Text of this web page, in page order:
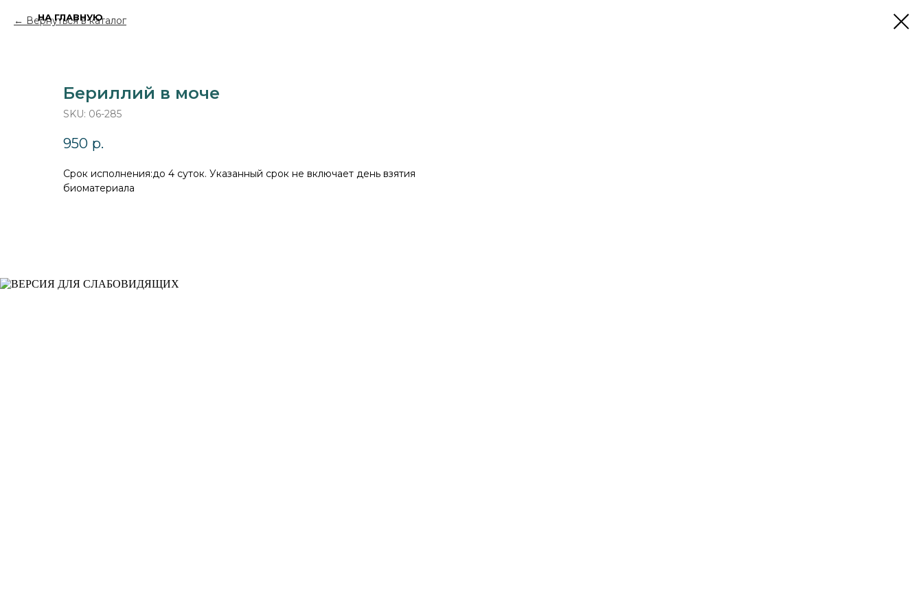
Вернуться в каталог
Бериллий в моче
SKU: 06-285
950 р.
Cрок исполнения:до 4 суток. Указанный срок не включает день взятия
биоматериала
НА ГЛАВНУЮ